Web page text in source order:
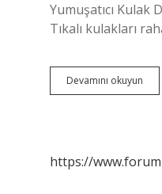
Yumuşatıcı Kulak
Tıkalı kulakları
Devamını okuyun
https://